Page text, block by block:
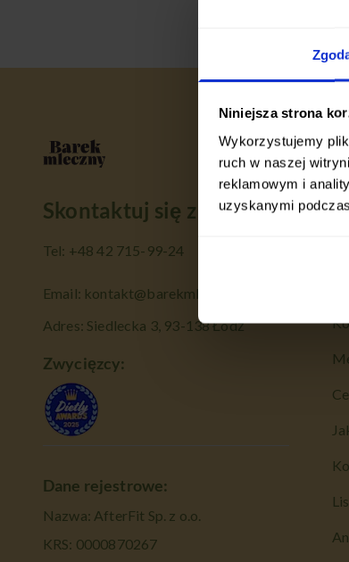
Niniejsza strona
Wykorzystujemy
ruch w naszej
reklamowym i
uzyskanymi
Skontaktuj się z nami
Tel: +48 42 715-99-24
Email: kontakt@barekmleczny.pl
Adres: Siedlecka 3, 93-138 Łódź
Zwycięzcy:
Dane rejestrowe:
Nazwa: AfterFit Sp. z o.o.
KRS: 0000870267